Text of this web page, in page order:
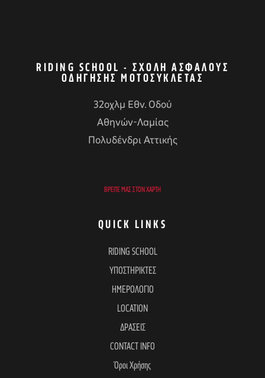
RIDING SCHOOL - ΣΧΟΛΉ ΑΣΦΑΛΟΎΣ
ΟΔΉΓΗΣΗΣ ΜΟΤΟΣΥΚΛΈΤΑΣ
32οχλμ Εθν. Οδού
Αθηνών-Λαμίας
Πολυδένδρι Αττικής
ΒΡΕΊΤΕ ΜΑΣ ΣΤΟΝ ΧΆΡΤΗ
QUICK LINKS
RIDING SCHOOL
ΥΠΟΣΤΗΡΙΚΤΕΣ
ΗΜΕΡΟΛΟΓΙΟ
LOCATION
ΔΡΑΣΕΙΣ
CONTACT INFO
Όροι Χρήσης